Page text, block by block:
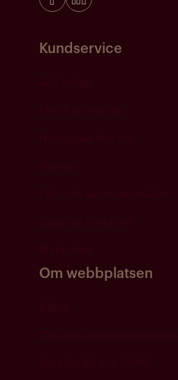
Kundservice
Om webbplatsen